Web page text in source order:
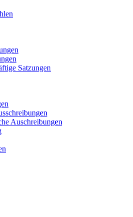
Satzungen
Auschreibungen